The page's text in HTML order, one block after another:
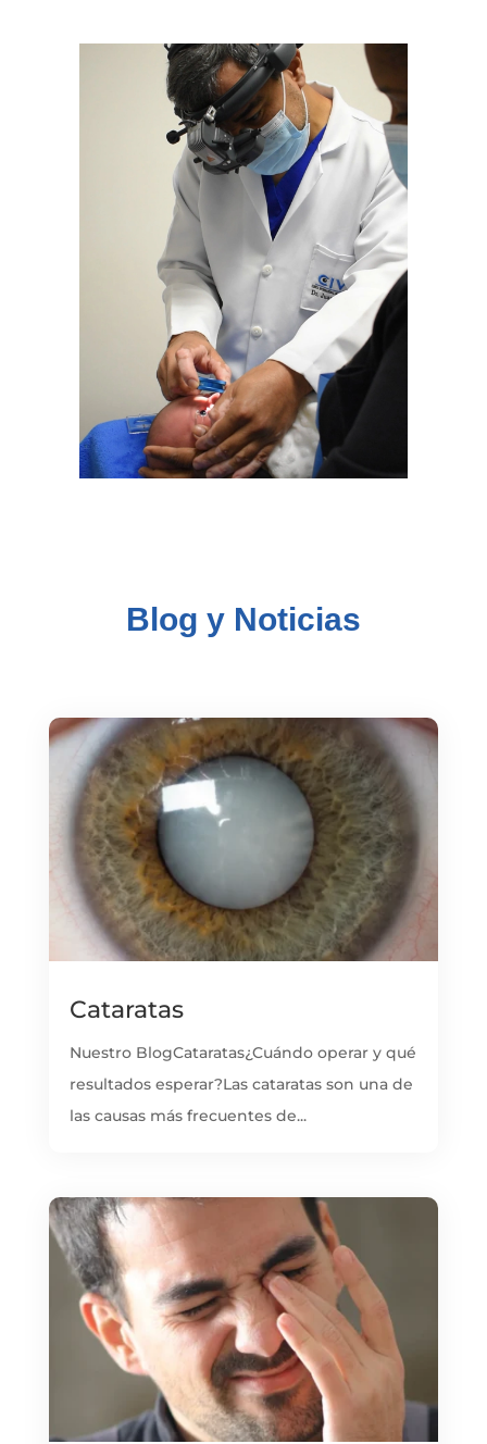
Blog y Noticias
Cataratas
Nuestro BlogCataratas¿Cuándo operar y qué
resultados esperar?Las cataratas son una de
las causas más frecuentes de...